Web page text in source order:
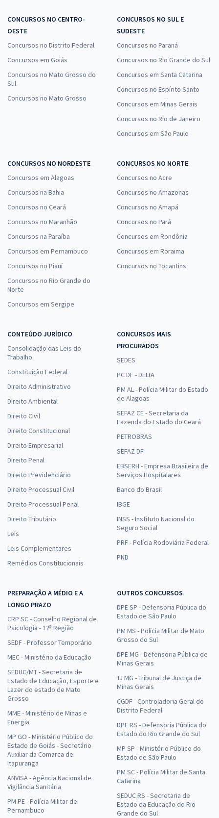
CONCURSOS NO CENTRO-
OESTE
Concursos no Distrito Federal
Concursos em Goiás
Concursos no Mato Grosso do
Sul
Concursos no Mato Grosso
CONCURSOS NO SUL E
SUDESTE
Concursos no Paraná
Concursos no Rio Grande do Sul
Concursos em Santa Catarina
Concursos no Espírito Santo
Concursos em Minas Gerais
Concursos no Rio de Janeiro
Concursos em São Paulo
CONCURSOS NO NORDESTE
Concursos em Alagoas
Concursos na Bahia
Concursos no Ceará
Concursos no Maranhão
Concursos na Paraíba
Concursos em Pernambuco
Concursos no Piauí
Concursos no Rio Grande do
Norte
Concursos em Sergipe
CONCURSOS NO NORTE
Concursos no Acre
Concursos no Amazonas
Concursos no Amapá
Concursos no Pará
Concursos em Rondônia
Concursos em Roraima
Concursos no Tocantins
CONTEÚDO JURÍDICO
Consolidação das Leis do
Trabalho
Constituição Federal
Direito Administrativo
Direito Ambiental
Direito Civil
Direito Constitucional
Direito Empresarial
Direito Penal
Direito Previdenciário
Direito Processual Civil
Direito Processual Penal
Direito Tributário
Leis
Leis Complementares
Remédios Constitucionais
CONCURSOS MAIS
PROCURADOS
SEDES
PC DF - DELTA
PM AL - Polícia Militar do Estado
de Alagoas
SEFAZ CE - Secretaria da
Fazenda do Estado do Ceará
PETROBRAS
SEFAZ DF
EBSERH - Empresa Brasileira de
Serviços Hospitalares
Banco do Brasil
IBGE
INSS - Instituto Nacional do
Seguro Social
PRF - Polícia Rodoviária Federal
PND
PREPARAÇÃO A MÉDIO E A
LONGO PRAZO
CRP SC - Conselho Regional de
Psicologia - 12ª Região
SEDF - Professor Temporário
MEC - Ministério da Educação
SEDUC/MT - Secretaria de
Estado de Educação, Esporte e
Lazer do estado de Mato
Grosso
MME - Ministério de Minas e
Energia
MP GO - Ministério Público do
Estado de Goiás - Secretário
Auxiliar da Comarca de
Itapuranga
ANVISA - Agência Nacional de
Vigilância Sanitária
PM PE - Polícia Militar de
Pernambuco
OUTROS CONCURSOS
DPE SP - Defensoria Pública do
Estado de São Paulo
PM MS - Polícia Militar de Mato
Grosso do Sul
DPE MG - Defensoria Pública de
Minas Gerais
TJ MG - Tribunal de Justiça de
Minas Gerais
CGDF - Controladoria Geral do
Distrito Federal
DPE RS - Defensoria Pública do
Estado do Rio Grande do Sul
MP SP - Ministério Público do
Estado de São Paulo
PM SC - Polícia Militar de Santa
Catarina
SEDUC RS - Secretaria de
Estado da Educação do Rio
Grande do Sul